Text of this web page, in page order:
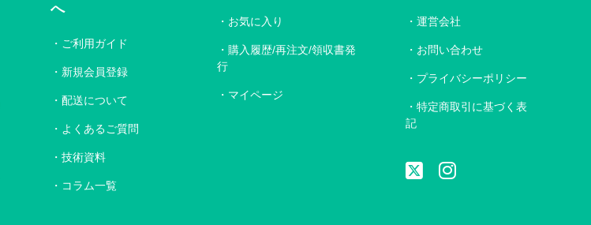
へ
ご利用ガイド
新規会員登録
配送について
よくあるご質問
技術資料
コラム一覧
お気に入り
購入履歴/再注文/領収書発
行
マイページ
運営会社
お問い合わせ
プライバシーポリシー
特定商取引に基づく表
記